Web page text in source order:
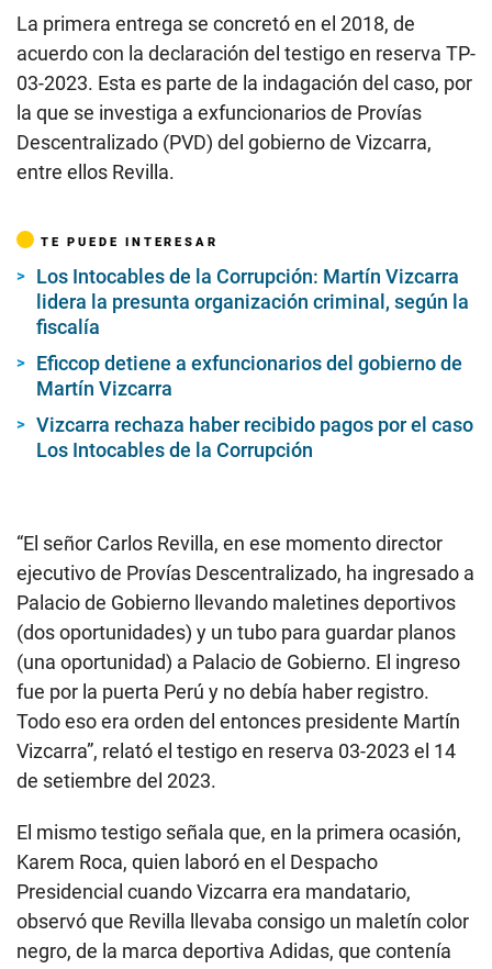
La primera entrega se concretó en el 2018, de
acuerdo con la declaración del testigo en reserva TP-
03-2023. Esta es parte de la indagación del caso, por
la que se investiga a exfuncionarios de Provías
Descentralizado (PVD) del gobierno de Vizcarra,
entre ellos Revilla.
TE PUEDE INTERESAR
Los Intocables de la Corrupción: Martín Vizcarra
lidera la presunta organización criminal, según la
fiscalía
Eficcop detiene a exfuncionarios del gobierno de
Martín Vizcarra
Vizcarra rechaza haber recibido pagos por el caso
Los Intocables de la Corrupción
“El señor Carlos Revilla, en ese momento director
ejecutivo de Provías Descentralizado, ha ingresado a
Palacio de Gobierno llevando maletines deportivos
(dos oportunidades) y un tubo para guardar planos
(una oportunidad) a Palacio de Gobierno. El ingreso
fue por la puerta Perú y no debía haber registro.
Todo eso era orden del entonces presidente Martín
Vizcarra”, relató el testigo en reserva 03-2023 el 14
de setiembre del 2023.
El mismo testigo señala que, en la primera ocasión,
Karem Roca, quien laboró en el Despacho
Presidencial cuando Vizcarra era mandatario,
observó que Revilla llevaba consigo un maletín color
negro, de la marca deportiva Adidas, que contenía